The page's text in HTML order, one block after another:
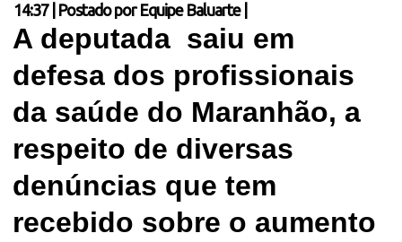
14:37| Postado por Equipe Baluarte
A deputada saiu em
defesa dos profissionais
da saúde do Maranhão, a
respeito de diversas
denúncias que tem
recebido sobre o aumento